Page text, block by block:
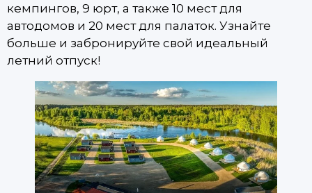
кемпингов, 9 юрт, а также 10 мест для
автодомов и 20 мест для палаток. Узнайте
больше и забронируйте свой идеальный
летний отпуск!